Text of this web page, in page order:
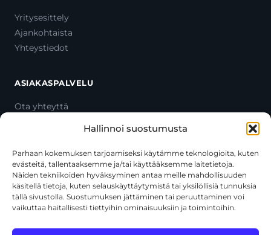
Hallinnoi suostumusta
Parhaan kokemuksen tarjoamiseksi käytämme teknologioita, kuten
evästeitä, tallentaaksemme ja/tai käyttääksemme laitetietoja.
Näiden tekniikoiden hyväksyminen antaa meille mahdollisuuden
käsitellä tietoja, kuten selauskäyttäytymistä tai yksilöllisiä tunnuksia
tällä sivustolla. Suostumuksen jättäminen tai peruuttaminen voi
vaikuttaa haitallisesti tiettyihin ominaisuuksiin ja toimintoihin.
Yritysesittely
Ajankohtaista
Yhteystiedot
ASIAKASPALVELU
Ota yhteyttä
Toimitustavat
Usein kysytyt kysymykset
+358 44 270 3795
asiakaspalvelu@toolcat.fi